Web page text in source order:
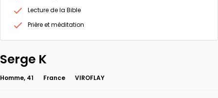
Lecture de la Bible
Prière et méditation
Serge K
Homme, 41 France VIROFLAY